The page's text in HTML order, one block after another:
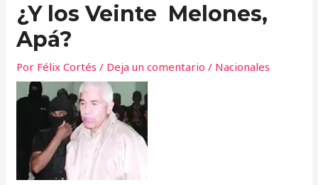
¿Y los Veinte Melones,
Apá?
Por Félix Cortés/ Deja un comentario / Nacionales